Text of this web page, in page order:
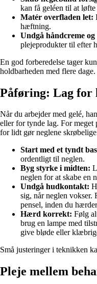
kan få geléen til at
Matér overfladen let:
hæftning.
Undgå håndcreme
plejeprodukter til efter
En god forberedelse tager
holdbarheden med flere dage.
Påføring: Lag for
Når du arbejder med gelé,
eller for tynde lag. For
for lidt gør neglene
Start med et tyndt
ordentligt til neglen.
Byg styrke i midten:
neglen for at skabe en
Undgå hudkontakt:
sig, når neglen vokser.
pensel, inden du
Hærd korrekt: Følg
brug en lampe med
give bløde eller
Små justeringer i teknikken
Pleje mellem